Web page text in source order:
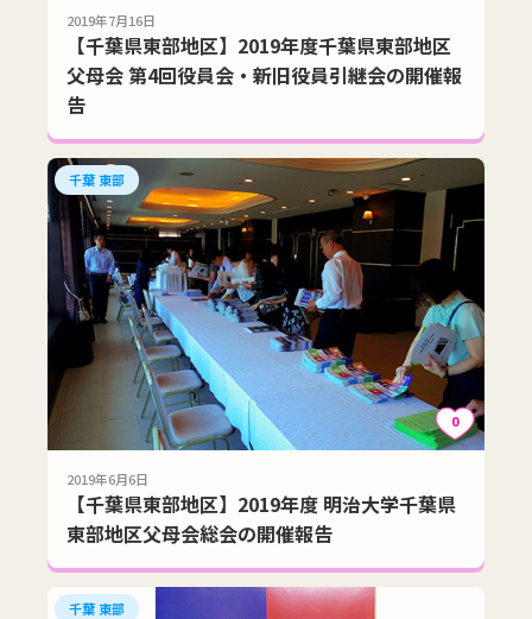
2019年7月16日
【千葉県東部地区】2019年度千葉県東部地区
父母会 第4回役員会・新旧役員引継会の開催報
告
千葉 東部
0
2019年6月6日
【千葉県東部地区】2019年度 明治大学千葉県
東部地区父母会総会の開催報告
千葉 東部